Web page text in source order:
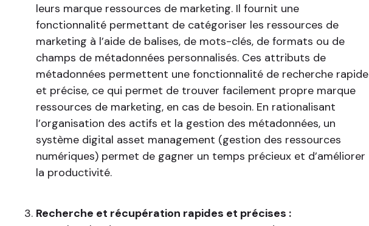
leurs marque ressources de marketing. Il fournit une
fonctionnalité permettant de catégoriser les ressources de
marketing à l’aide de balises, de mots-clés, de formats ou de
champs de métadonnées personnalisés. Ces attributs de
métadonnées permettent une fonctionnalité de recherche rapide
et précise, ce qui permet de trouver facilement propre marque
ressources de marketing, en cas de besoin. En rationalisant
l’organisation des actifs et la gestion des métadonnées, un
système digital asset management (gestion des ressources
numériques) permet de gagner un temps précieux et d’améliorer
la productivité.
Recherche et récupération rapides et précises :